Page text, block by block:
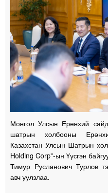
Монгол Улсын Ерөнхий
шатрын холбооны
Казахстан Улсын Шатрын
Holding Corp”-ын Үүсгэн
Тимур Русланович Турлов
авч уулзлаа.